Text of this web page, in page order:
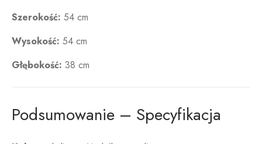
Szerokość: 54 cm
Wysokość: 54 cm
Głębokość: 38 cm
Podsumowanie – Specyfikacja